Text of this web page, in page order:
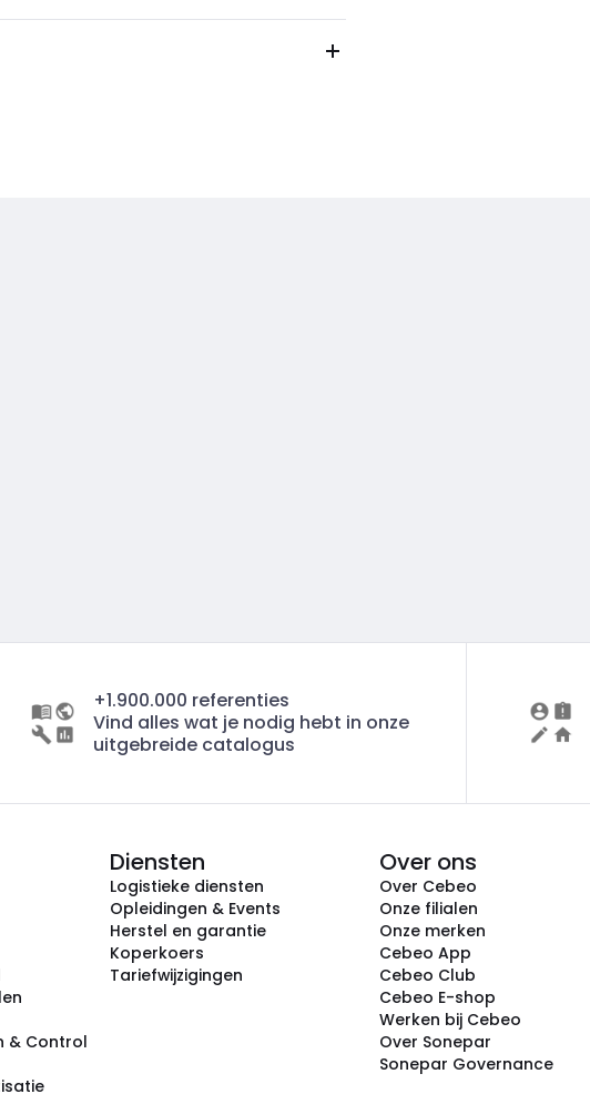
+1.900.000 referenties
Vind alles wat je nodig hebt in onze
uitgebreide catalogus
& Control
Diensten
Logistieke diensten
Opleidingen & Events
Herstel en garantie
Koperkoers
Tariefwijzigingen
Over ons
Over Cebeo
Onze filialen
Onze merken
Cebeo App
Cebeo Club
Cebeo E-shop
Werken bij Cebeo
Over Sonepar
Sonepar Governance